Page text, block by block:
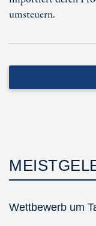
umsteuern.
Wettbewerb um